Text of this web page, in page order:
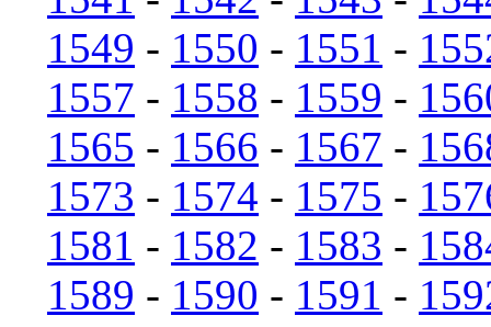
1549 - 1550 - 1551 -
1557 - 1558 - 1559 -
1565 - 1566 - 1567 -
1573 - 1574 - 1575 -
1581 - 1582 - 1583 -
1589 - 1590 - 1591 -